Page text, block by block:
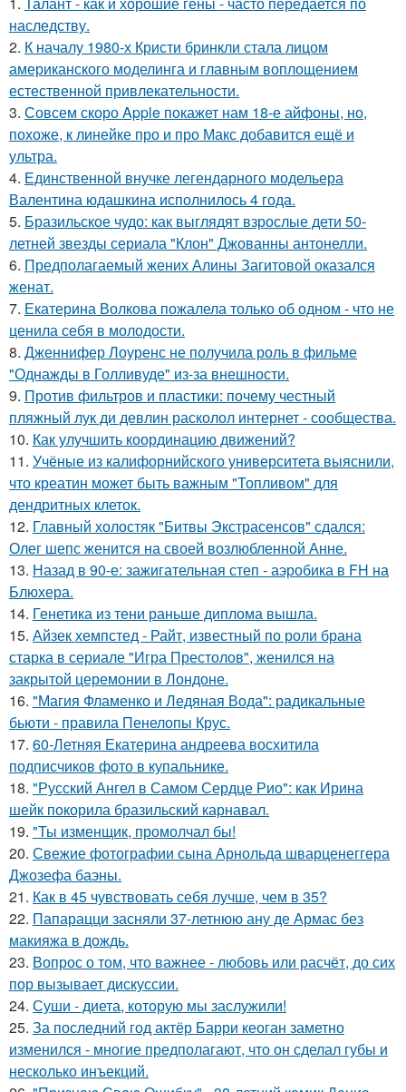
наследству.
2. К началу 1980-х Кристи бринкли стала лицом
американского моделинга и главным воплощением
естественной привлекательности.
3. Совсем скоро Apple покажет нам 18-е айфоны, но,
похоже, к линейке про и про Макс добавится ещё и
ультра.
4. Единственной внучке легендарного модельера
Валентина юдашкина исполнилось 4 года.
5. Бразильское чудо: как выглядят взрослые дети 50-
летней звезды сериала "Клон" Джованны антонелли.
6. Предполагаемый жених Алины Загитовой оказался
женат.
7. Екатерина Волкова пожалела только об одном - что не
ценила себя в молодости.
8. Дженнифер Лоуренс не получила роль в фильме
"Однажды в Голливуде" из-за внешности.
9. Против фильтров и пластики: почему честный
пляжный лук ди девлин расколол интернет - сообщества.
10. Как улучшить координацию движений?
11. Учёные из калифорнийского университета выяснили,
что креатин может быть важным "Топливом" для
дендритных клеток.
12. Главный холостяк "Битвы Экстрасенсов" сдался:
Олег шепс женится на своей возлюбленной Анне.
13. Назад в 90-е: зажигательная степ - аэробика в FH на
Блюхера.
14. Генетика из тени раньше диплома вышла.
15. Айзек хемпстед - Райт, известный по роли брана
старка в сериале "Игра Престолов", женился на
закрытой церемонии в Лондоне.
16. "Магия Фламенко и Ледяная Вода": радикальные
бьюти - правила Пенелопы Крус.
17. 60-Летняя Екатерина андреева восхитила
подписчиков фото в купальнике.
18. "Русский Ангел в Самом Сердце Рио": как Ирина
шейк покорила бразильский карнавал.
19. "Ты изменщик, промолчал бы!
20. Свежие фотографии сына Арнольда шварценеггера
Джозефа баэны.
21. Как в 45 чувствовать себя лучше, чем в 35?
22. Папарацци засняли 37-летнюю ану де Армас без
макияжа в дождь.
23. Вопрос о том, что важнее - любовь или расчёт, до сих
пор вызывает дискуссии.
24. Суши - диета, которую мы заслужили!
25. За последний год актёр Барри кеоган заметно
изменился - многие предполагают, что он сделал губы и
несколько инъекций.